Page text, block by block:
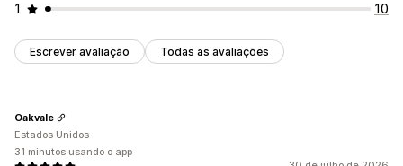
1
10
Escrever avaliação Todas as avaliações
Oakvale
Estados Unidos
31 minutos usando o app